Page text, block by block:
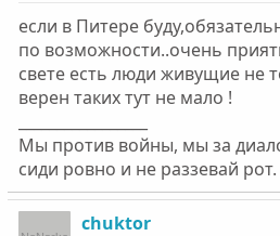
если в Питере
по возможности..очень
свете есть люди живущие не
верен таких тут не мало !
Мы против войны, мы за
сиди ровно и не раззевай рот.
chuktor